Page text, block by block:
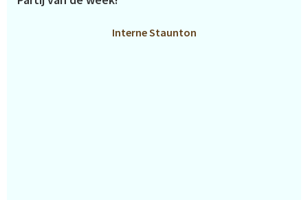
Interne Staunton